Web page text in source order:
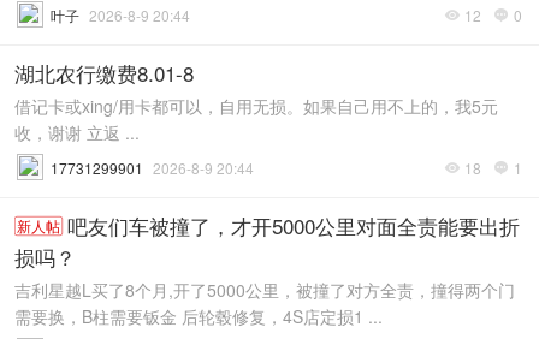
 12  0
叶子 2026-8-9 20:44
湖北农行缴费8.01-8
借记卡或xing/用卡都可以，自用无损。如果自己用不上的，我5元
收，谢谢 立返 ...
 18  1
17731299901 2026-8-9 20:44
新人帖 吧友们车被撞了，才开5000公里对面全责能要出折
损吗？
吉利星越L买了8个月,开了5000公里，被撞了对方全责，撞得两个门
需要换，B柱需要钣金 后轮毂修复，4S店定损1 ...